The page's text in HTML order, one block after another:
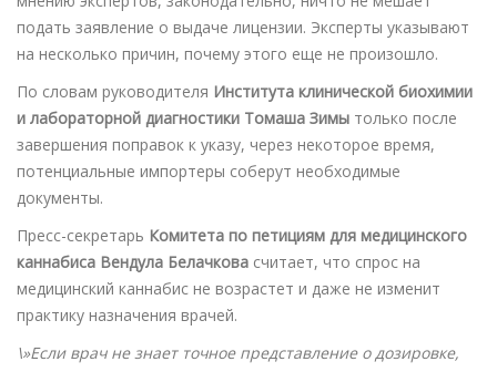
подать заявление о выдаче лицензии. Эксперты указывают
на несколько причин, почему этого еще не произошло.
По словам руководителя Института клинической биохимии
и лабораторной диагностики Томаша Зимы только после
завершения поправок к указу, через некоторое время,
потенциальные импортеры соберут необходимые
документы.
Пресс-секретарь Комитета по петициям для медицинского
каннабиса Вендула Белачкова считает, что спрос на
медицинский каннабис не возрастет и даже не изменит
практику назначения врачей.
\»Если врач не знает точное представление о дозировке,